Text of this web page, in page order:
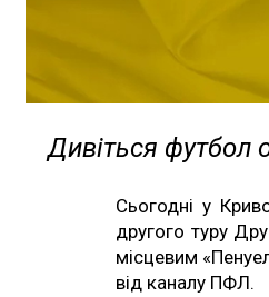
Дивіться футбол
Сьогодні у
другого туру
місцевим
від каналу ПФЛ.